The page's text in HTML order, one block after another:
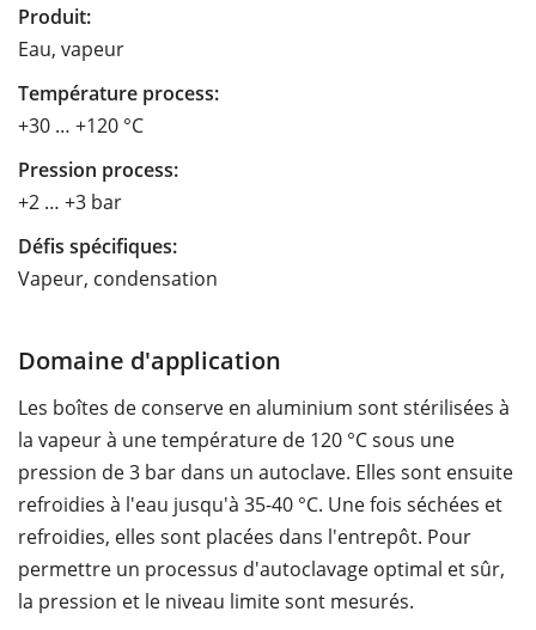
Produit:
Eau, vapeur
Température process:
+30 … +120 °C
Pression process:
+2 … +3 bar
Défis spécifiques:
Vapeur, condensation
Domaine d'application
Les boîtes de conserve en aluminium sont stérilisées à
la vapeur à une température de 120 °C sous une
pression de 3 bar dans un autoclave. Elles sont ensuite
refroidies à l'eau jusqu'à 35-40 °C. Une fois séchées et
refroidies, elles sont placées dans l'entrepôt. Pour
permettre un processus d'autoclavage optimal et sûr,
la pression et le niveau limite sont mesurés.